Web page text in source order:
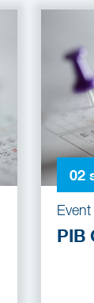
02
Event
PIB